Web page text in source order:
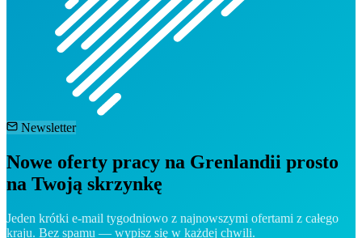
Newsletter
Nowe oferty pracy na Grenlandii prosto
na Twoją skrzynkę
Jeden krótki e-mail tygodniowo z najnowszymi ofertami z całego
kraju. Bez spamu — wypisz się w każdej chwili.